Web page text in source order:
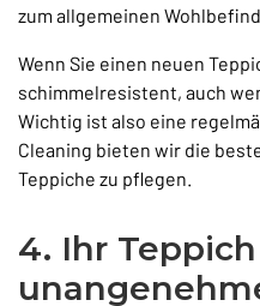
zum allgemeinen
Wenn Sie einen neuen
schimmelresistent, auch
Wichtig ist also eine
Cleaning bieten wir die
Teppiche zu pflegen.
4. Ihr